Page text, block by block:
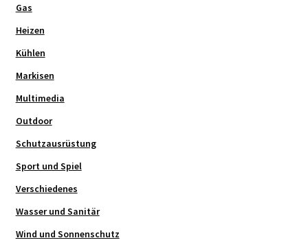
Gas
Heizen
Kühlen
Markisen
Multimedia
Outdoor
Schutzausrüstung
Sport und Spiel
Verschiedenes
Wasser und Sanitär
Wind und Sonnenschutz